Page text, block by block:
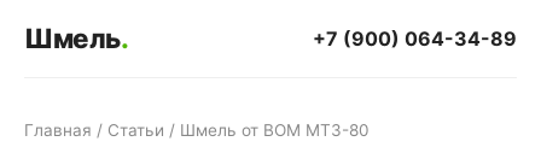
Шмель. +7 (900) 064-34-89
Главная / Статьи / Шмель от ВОМ МТЗ-80